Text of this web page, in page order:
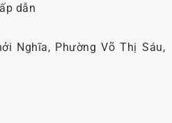
dẫn
Nghĩa, Phường Võ Thị Sáu,